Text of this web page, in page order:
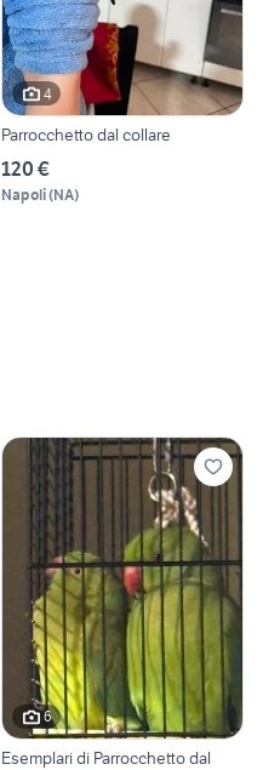
4
Parrocchetto dal collare
120 €
Napoli(NA)
6
Esemplari di Parrocchetto dal